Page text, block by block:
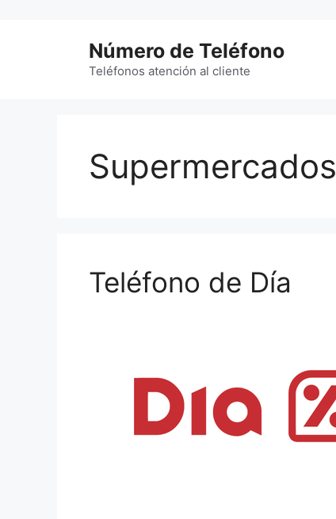
Número de Teléfono
Teléfonos atención al cliente
Supermercados
Teléfono de Día